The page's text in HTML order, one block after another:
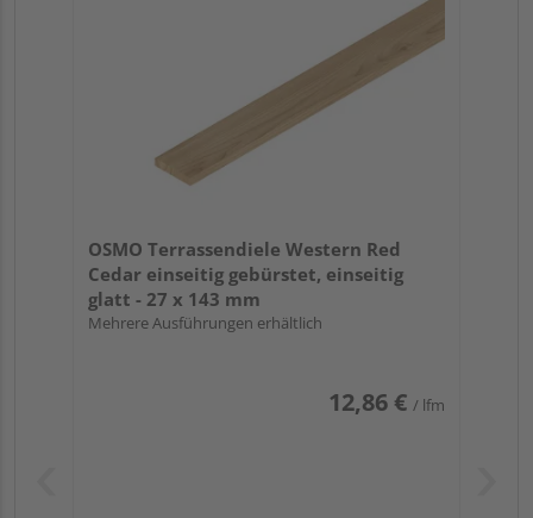
OSMO Terrassendiele Western Red
Cedar einseitig gebürstet, einseitig
glatt - 27 x 143 mm
Mehrere Ausführungen erhältlich
12,86 € / lfm